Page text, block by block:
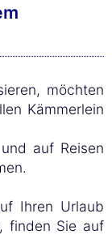
möchten
Kämmerlein
auf Reisen
Ihren Urlaub
finden Sie auf